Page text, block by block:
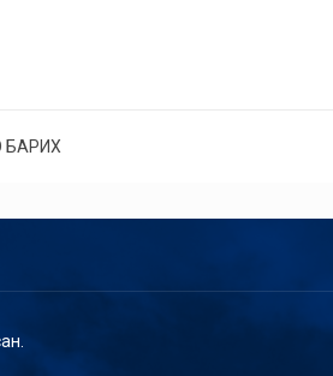
БАРИХ